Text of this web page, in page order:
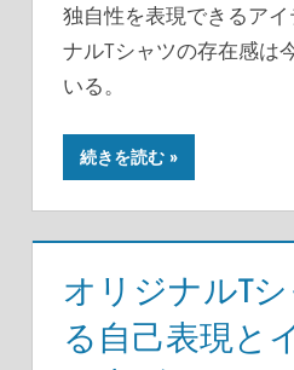
独自性を表現できるア
ナルTシャツの存在感は
いる。
続きを読む
オリジナルT
る自己表現と